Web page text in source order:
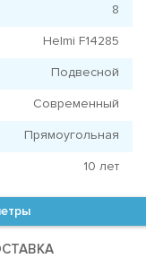
8
Helmi F14285
Подвесной
Современный
Прямоугольная
10 лет